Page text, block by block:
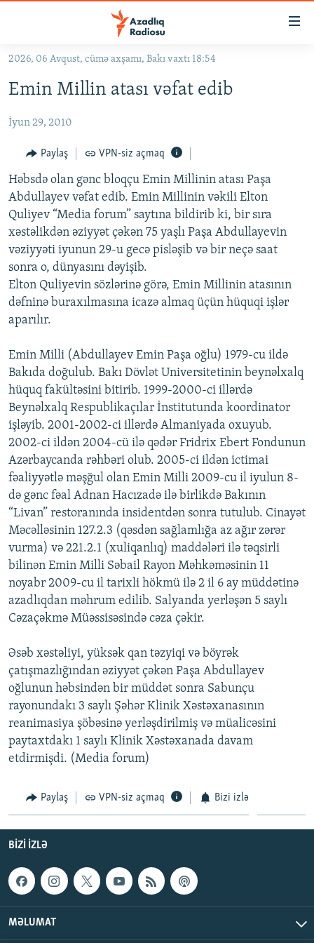
Əsas
qayıt
naviqasiyaya
Axtarışa
keç
KORRUPSIOMETR
#ƏSLINDƏ
FƏRQƏ BAX
QANUNI DOĞRU
ARAŞDIRMA
MULTIMEDIA
FOTOQALEREYA
KARIKATURA
RADIO ARXIV
OXU ZALI
İSLAM VƏ DEMOKRATIYA
İZ - MƏDƏNIYYƏT PROQRAMI
HAQQIMIZDA
PEŞƏ ETIKASI VƏ JURNALISTIKA STANDARTLARIMIZ
MATERIALLARIMIZDAN ISTIFADƏ
AZADLIQRADIOSU MOBIL TELEFONUNUZDA
BIZIMLƏ ƏLAQƏ
XƏBƏR BÜLLETENLƏRIMIZ
RFE/RL-in bütün saytları
2026, 06 Avqust, cümə axşamı, Bakı vaxtı 18:54
Emin Millin atası vəfat edib
İyun 29, 2010
Paylaş VPN-siz açmaq
Həbsdə olan gənc bloqçu Emin Millinin atası Paşa
Abdullayev vəfat edib. Emin Millinin vəkili Elton
Quliyev “Media forum” saytına bildirib ki, bir sıra
xəstəlikdən əziyyət çəkən 75 yaşlı Paşa Abdullayevin
vəziyyəti iyunun 29-u gecə pisləşib və bir neçə saat
sonra o, dünyasını dəyişib.
Elton Quliyevin sözlərinə görə, Emin Millinin atasının
dəfninə buraxılmasına icazə almaq üçün hüquqi işlər
aparılır.
Emin Milli (Abdullayev Emin Paşa oğlu) 1979-cu ildə
Bakıda doğulub. Bakı Dövlət Universitetinin beynəlxalq
hüquq fakültəsini bitirib. 1999-2000-ci illərdə
Beynəlxalq Respublikaçılar İnstitutunda koordinator
işləyib. 2001-2002-ci illərdə Almaniyada oxuyub.
2002-ci ildən 2004-cü ilə qədər Fridrix Ebert Fondunun
Azərbaycanda rəhbəri olub. 2005-ci ildən ictimai
fəaliyyətlə məşğul olan Emin Milli 2009-cu il iyulun 8-
də gənc fəal Adnan Hacızadə ilə birlikdə Bakının
“Livan” restoranında insidentdən sonra tutulub. Cinayət
Məcəlləsinin 127.2.3 (qəsdən sağlamlığa az ağır zərər
vurma) və 221.2.1 (xuliqanlıq) maddələri ilə təqsirli
bilinən Emin Milli Səbail Rayon Məhkəməsinin 11
noyabr 2009-cu il tarixli hökmü ilə 2 il 6 ay müddətinə
azadlıqdan məhrum edilib. Salyanda yerləşən 5 saylı
Cəzaçəkmə Müəssisəsində cəza çəkir.
Əsəb xəstəliyi, yüksək qan təzyiqi və böyrək
çatışmazlığından əziyyət çəkən Paşa Abdullayev
oğlunun həbsindən bir müddət sonra Sabunçu
rayonundakı 3 saylı Şəhər Klinik Xəstəxanasının
reanimasiya şöbəsinə yerləşdirilmiş və müalicəsini
paytaxtdakı 1 saylı Klinik Xəstəxanada davam
etdirmişdi. (Media forum)
Paylaş VPN-siz açmaq Bizi izlə
BIZI IZLƏ
MƏLUMAT